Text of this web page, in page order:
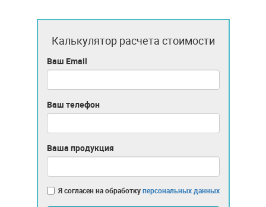
Калькулятор расчета стоимости
Ваш Email
Ваш телефон
Ваша продукция
Я согласен на обработкуперсональных данных